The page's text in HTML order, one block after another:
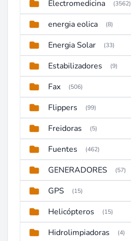
Electromedicina (3562)
energia eolica (8)
Energia Solar (33)
Estabilizadores (9)
Fax (506)
Flippers (99)
Freidoras (5)
Fuentes (462)
GENERADORES (57)
GPS (15)
Helicópteros (15)
Hidrolimpiadoras (4)